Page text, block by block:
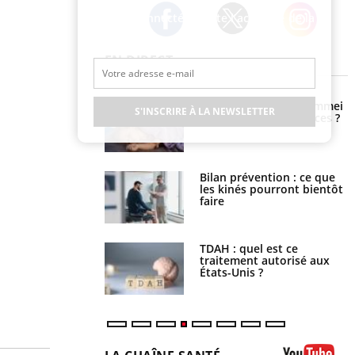
EN DIRECT
un réflexe essentiel
?
Comment gérer le sommeil
des enfants en vacances ?
Bilan prévention : ce que
les kinés pourront bientôt
faire
TDAH : quel est ce
traitement autorisé aux
États-Unis ?
S'INSCRIRE À LA NEWSLETTER